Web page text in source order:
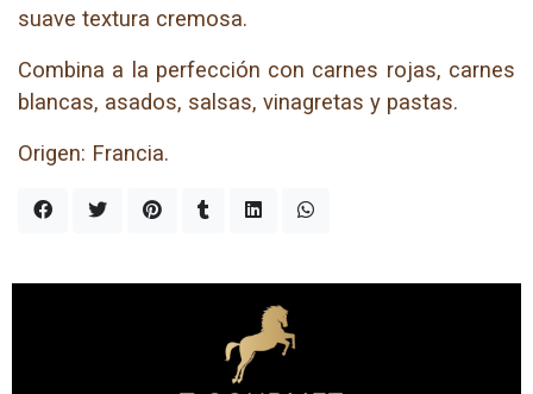
suave textura cremosa.
Combina a la perfección con carnes rojas, carnes
blancas, asados, salsas, vinagretas y pastas.
Origen: Francia.